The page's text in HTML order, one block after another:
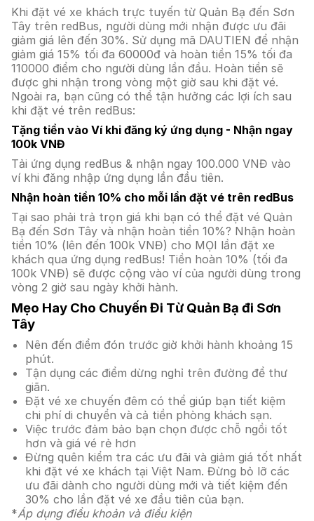
Khi đặt vé xe khách trực tuyến từ Quản Bạ đến Sơn
Tây trên redBus, người dùng mới nhận được ưu đãi
giảm giá lên đến 30%. Sử dụng mã DAUTIEN để nhận
giảm giá 15% tối đa 60000đ và hoàn tiền 15% tối đa
110000 điểm cho người dùng lần đầu. Hoàn tiền sẽ
được ghi nhận trong vòng một giờ sau khi đặt vé.
Ngoài ra, bạn cũng có thể tận hưởng các lợi ích sau
khi đặt vé trên redBus:
Tặng tiền vào Ví khi đăng ký ứng dụng - Nhận ngay
100k VNĐ
Tải ứng dụng redBus & nhận ngay 100.000 VNĐ vào
ví khi đăng nhập ứng dụng lần đầu tiên.
Nhận hoàn tiền 10% cho mỗi lần đặt vé trên redBus
Tại sao phải trả trọn giá khi bạn có thể đặt vé Quản
Bạ đến Sơn Tây và nhận hoàn tiền 10%? Nhận hoàn
tiền 10% (lên đến 100k VNĐ) cho MỌI lần đặt xe
khách qua ứng dụng redBus! Tiền hoàn 10% (tối đa
100k VNĐ) sẽ được cộng vào ví của người dùng trong
vòng 2 giờ sau ngày khởi hành.
Mẹo Hay Cho Chuyến Đi Từ Quản Bạ đi Sơn
Tây
Nên đến điểm đón trước giờ khởi hành khoảng 15
phút.
Tận dụng các điểm dừng nghỉ trên đường để thư
giãn.
Đặt vé xe chuyến đêm có thể giúp bạn tiết kiệm
chi phí di chuyển và cả tiền phòng khách sạn.
Việc trước đảm bảo bạn chọn được chỗ ngồi tốt
hơn và giá vé rẻ hơn
Đừng quên kiểm tra các ưu đãi và giảm giá tốt nhất
khi đặt vé xe khách tại Việt Nam. Đừng bỏ lỡ các
ưu đãi dành cho người dùng mới và tiết kiệm đến
30% cho lần đặt vé xe đầu tiên của bạn.
*Áp dụng điều khoản và điều kiện